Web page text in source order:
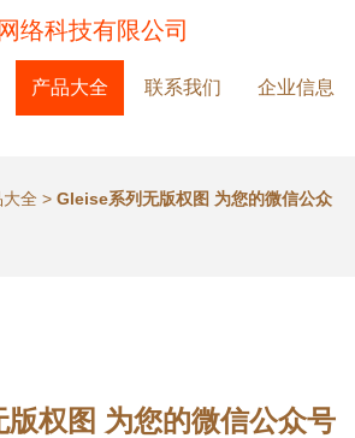
络科技有限公司
产品大全 联系我们 企业信息
大全 > Gleise系列无版权图 为您的微信公众
权图 为您的微信公众号